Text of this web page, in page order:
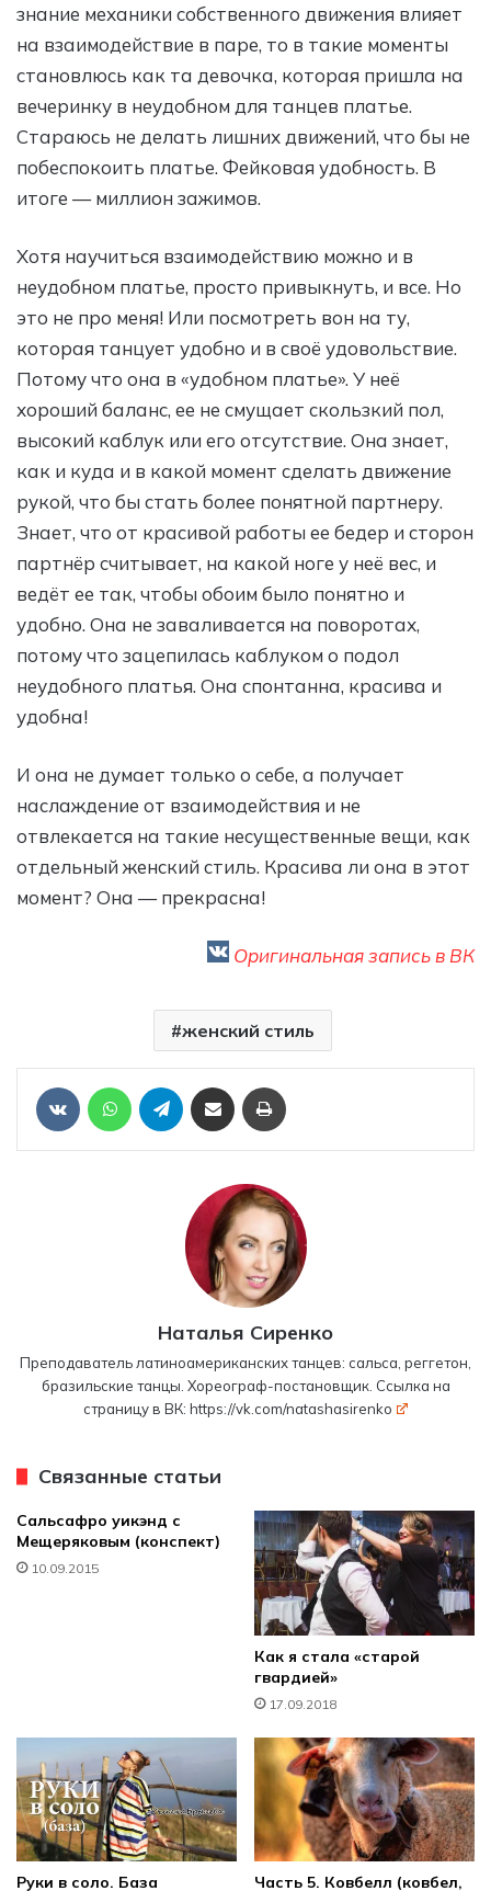
знание механики собственного движения влияет
на взаимодействие в паре, то в такие моменты
становлюсь как та девочка, которая пришла на
вечеринку в неудобном для танцев платье.
Стараюсь не делать лишних движений, что бы не
побеспокоить платье. Фейковая удобность. В
итоге — миллион зажимов.
Хотя научиться взаимодействию можно и в
неудобном платье, просто привыкнуть, и все. Но
это не про меня! Или посмотреть вон на ту,
которая танцует удобно и в своё удовольствие.
Потому что она в «удобном платье». У неё
хороший баланс, ее не смущает скользкий пол,
высокий каблук или его отсутствие. Она знает,
как и куда и в какой момент сделать движение
рукой, что бы стать более понятной партнеру.
Знает, что от красивой работы ее бедер и сторон
партнёр считывает, на какой ноге у неё вес, и
ведёт ее так, чтобы обоим было понятно и
удобно. Она не заваливается на поворотах,
потому что зацепилась каблуком о подол
неудобного платья. Она спонтанна, красива и
удобна!
И она не думает только о себе, а получает
наслаждение от взаимодействия и не
отвлекается на такие несущественные вещи, как
отдельный женский стиль. Красива ли она в этот
момент? Она — прекрасна!
Оригинальная запись в ВК
женский стиль
VKontakte WhatsApp Telegram
Наталья Сиренко
Преподаватель латиноамериканских танцев: сальса, реггетон,
бразильские танцы. Хореограф-постановщик. Ссылка на
страницу в ВК:https://vk.com/natashasirenko
Связанные статьи
Сальсафро уикэнд с
Мещеряковым (конспект)
10.09.2015
Как я стала «старой
гвардией»
17.09.2018
Руки в соло. База Часть 5. Ковбелл (ковбел,